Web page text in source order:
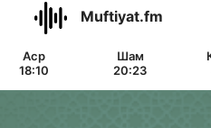
Muftiyat.fm
Аср
18:10
Шам
20:23